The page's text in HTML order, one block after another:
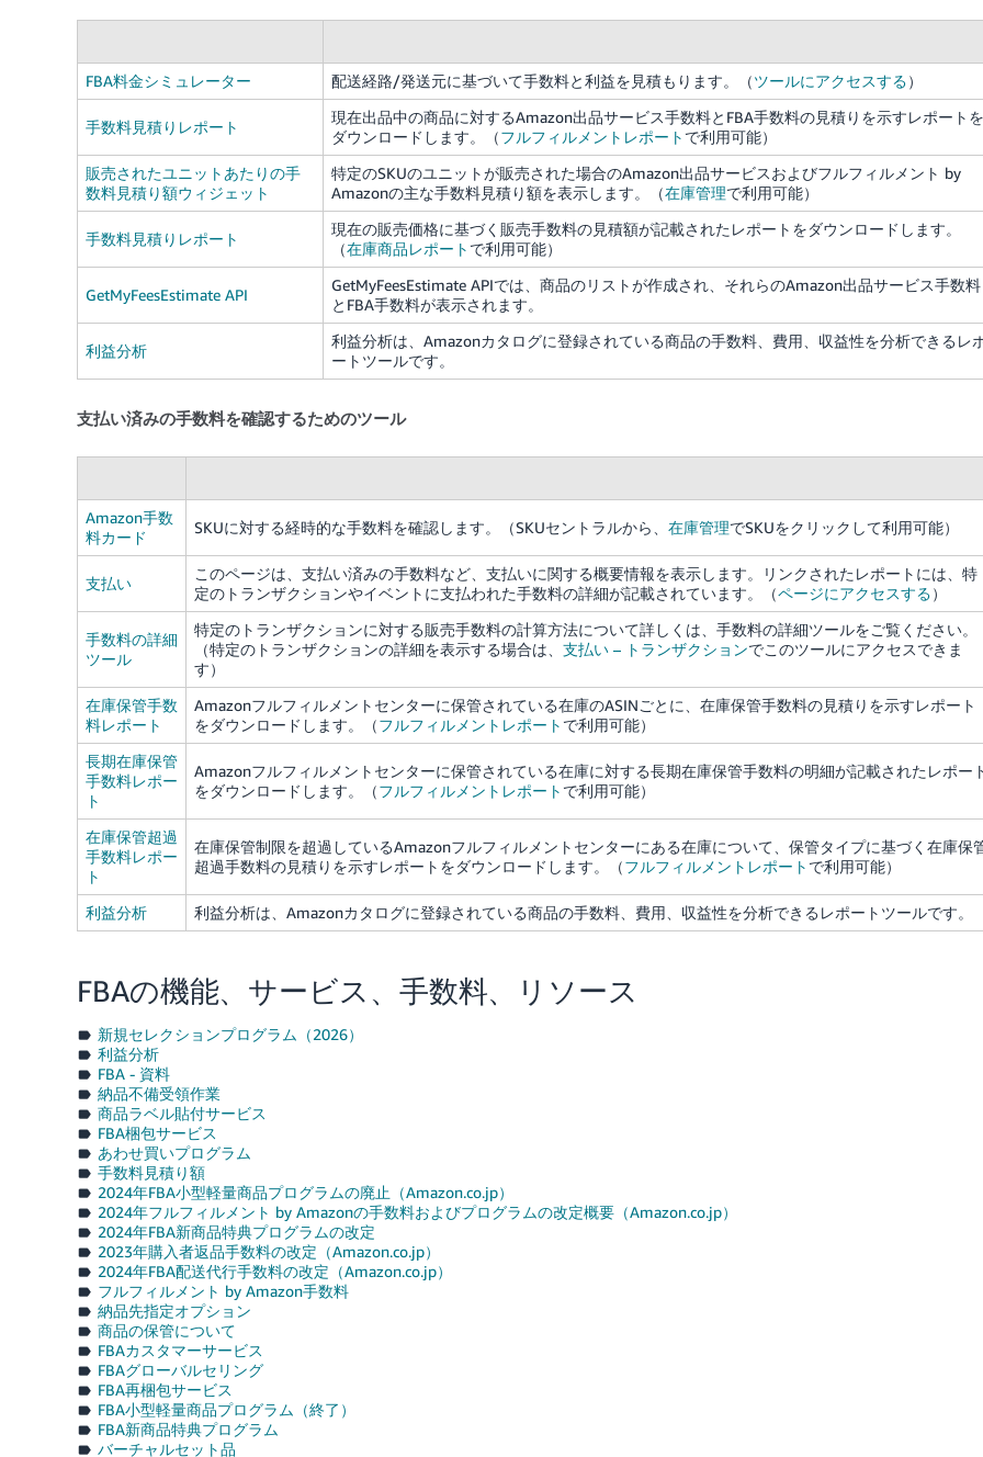
FBA料金シミュレーター 配送経路/発送元に基づいて手数料と利益を見積もります。（ツールにアクセスする）
手数料見積りレポート
現在出品中の商品に対するAmazon出品サービス手数料とFBA手数料の見積りを示すレポートを
ダウンロードします。（フルフィルメントレポート で利用可能）
販売されたユニットあたりの手
数料見積り額ウィジェット
特定のSKUのユニットが販売された場合のAmazon出品サービスおよびフルフィルメント by
Amazonの主な手数料見積り額を表示します。（在庫管理で利用可能）
手数料見積りレポート
現在の販売価格に基づく販売手数料の見積額が記載されたレポートをダウンロードします。
（在庫商品レポート で利用可能）
GetMyFeesEstimate API
GetMyFeesEstimate APIでは、商品のリストが作成され、それらのAmazon出品サービス手数料
とFBA手数料が表示されます。
利益分析
利益分析は、Amazonカタログに登録されている商品の手数料、費用、収益性を分析できるレ
ートツールです。
支払い済みの手数料を確認するためのツール
Amazon手数
料カード
SKUに対する経時的な手数料を確認します。（SKUセントラルから、 在庫管理でSKUをクリックして利用可能）
支払い
このページは、支払い済みの手数料など、支払いに関する概要情報を表示します。リンクされたレポートには、特
定のトランザクションやイベントに支払われた手数料の詳細が記載されています。（ページにアクセスする）
手数料の詳細
ツール
特定のトランザクションに対する販売手数料の計算方法について詳しくは、手数料の詳細ツールをご覧ください。
（特定のトランザクションの詳細を表示する場合は、 支払い – トランザクションでこのツールにアクセスできま
す）
在庫保管手数
料レポート
Amazonフルフィルメントセンターに保管されている在庫のASINごとに、在庫保管手数料の見積りを示すレポート
をダウンロードします。（フルフィルメントレポート で利用可能）
長期在庫保管
手数料レポー
ト
Amazonフルフィルメントセンターに保管されている在庫に対する長期在庫保管手数料の明細が記載されたレポー
をダウンロードします。（フルフィルメントレポート で利用可能）
在庫保管超過
手数料レポー
ト
在庫保管制限を超過しているAmazonフルフィルメントセンターにある在庫について、保管タイプに基づく在庫保
超過手数料の見積りを示すレポートをダウンロードします。（フルフィルメントレポート で利用可能）
利益分析 利益分析は、Amazonカタログに登録されている商品の手数料、費用、収益性を分析できるレポートツールです。
FBAの機能、サービス、手数料、リソース
新規セレクションプログラム（2026）
利益分析
FBA - 資料
納品不備受領作業
商品ラベル貼付サービス
FBA梱包サービス
あわせ買いプログラム
手数料見積り額
2024年FBA小型軽量商品プログラムの廃止（Amazon.co.jp）
2024年フルフィルメント by Amazonの手数料およびプログラムの改定概要（Amazon.co.jp）
2024年FBA新商品特典プログラムの改定
2023年購入者返品手数料の改定（Amazon.co.jp）
2024年FBA配送代行手数料の改定（Amazon.co.jp）
フルフィルメント by Amazon手数料
納品先指定オプション
商品の保管について
FBAカスタマーサービス
FBAグローバルセリング
FBA再梱包サービス
FBA小型軽量商品プログラム（終了）
FBA新商品特典プログラム
バーチャルセット品